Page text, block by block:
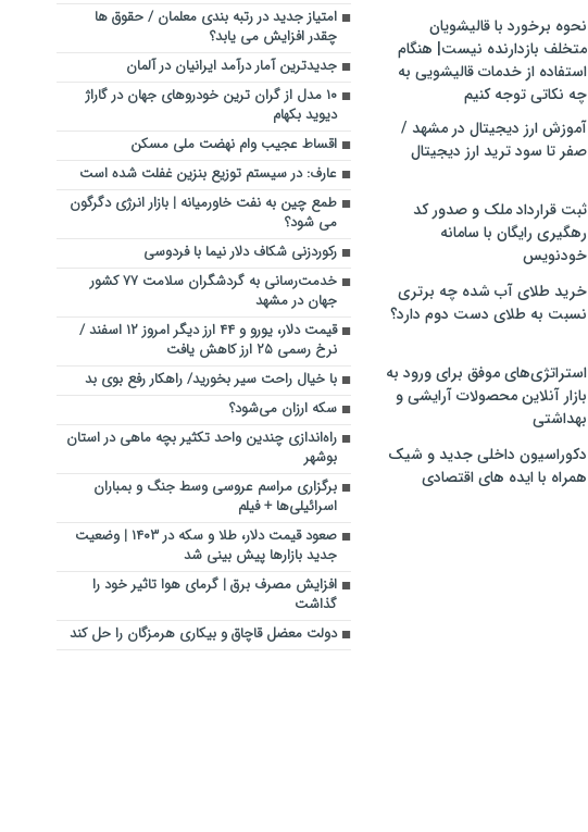
نحوه برخورد با قالیشویان
متخلف بازدارنده نیست| هنگام
استفاده از خدمات قالیشویی به
چه نکاتی توجه کنیم
آموزش ارز دیجیتال در مشهد /
صفر تا سود ترید ارز دیجیتال
ثبت قرارداد ملک و صدور کد
رهگیری رایگان با سامانه
خودنویس
خرید طلای آب شده چه برتری
نسبت به طلای دست دوم دارد؟
استراتژی‌های موفق برای ورود به
بازار آنلاین محصولات آرایشی و
بهداشتی
دکوراسیون داخلی جدید و شیک
همراه با ایده های اقتصادی
امتیاز جدید در رتبه بندی معلمان / حقوق ها
چقدر افزایش می یابد؟
جدیدترین آمار درآمد ایرانیان در آلمان
۱۰ مدل از گران ترین خودروهای جهان در گاراژ
دیوید بکهام
اقساط عجیب وام نهضت ملی مسکن
عارف: در سیستم توزیع بنزین غفلت شده است
طمع چین به نفت خاورمیانه | بازار انرژی دگرگون
می شود؟
رکوردزنی شکاف دلار نیما با فردوسی
خدمت‌رسانی به گردشگران سلامت ۷۷ کشور
جهان در مشهد
قیمت دلار، یورو و ۴۴ ارز دیگر امروز ۱۲ اسفند /
نرخ رسمی ۲۵ ارز کاهش یافت
با خیال راحت سیر بخورید/ راهکار رفع بوی بد
سکه ارزان می‌شود؟
راه‌اندازی چندین واحد تکثیر بچه ماهی در استان
بوشهر
برگزاری مراسم عروسی وسط جنگ و بمباران
اسرائیلی‌ها + فیلم
صعود قیمت دلار، طلا و سکه در ۱۴۰۳ | وضعیت
جدید بازارها پیش بینی شد
افزایش مصرف برق | گرمای هوا تاثیر خود را
گذاشت
دولت معضل قاچاق و بیکاری هرمزگان را حل کند